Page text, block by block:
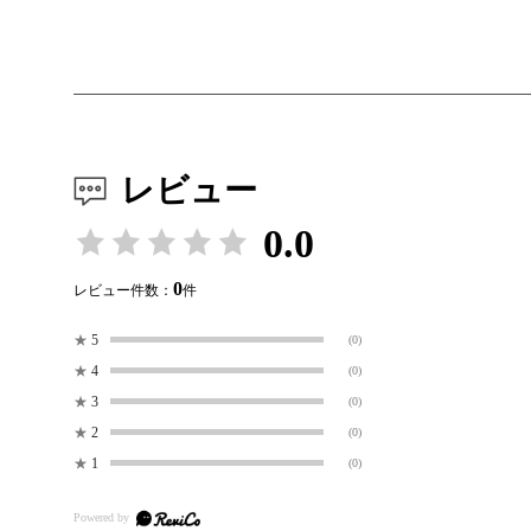
レビュー
0.0
レビュー件数： 0件
★ 5 (0)
★ 4 (0)
★ 3 (0)
★ 2 (0)
★ 1 (0)